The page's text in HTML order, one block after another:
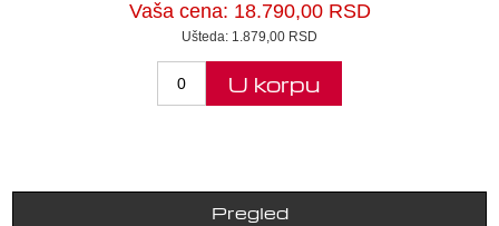
Vaša cena: 18.790,00 RSD
Ušteda: 1.879,00 RSD
U korpu
Pregled